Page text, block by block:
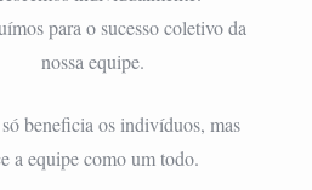
para o sucesso coletivo da
nossa equipe.
beneficia os indivíduos, mas
a equipe como um todo.